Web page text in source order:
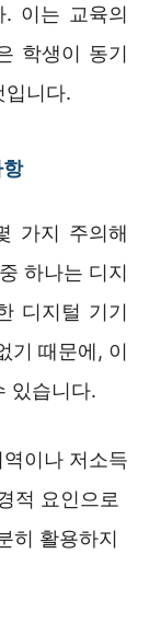
. 이는 교육의
학생이 동기
입니다.
가지 주의해
하나는 디지
디지털 기기
기 때문에, 이
있습니다.
이나 저소득
적 요인으로
히 활용하지